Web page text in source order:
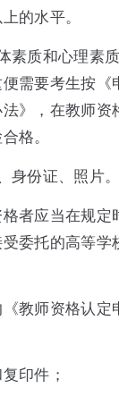
的水平。
素质和心理素
需要考生按《
》，在教师资
格。
身份证、照片。
者应当在规定
委托的高等学
《教师资格认
印件；